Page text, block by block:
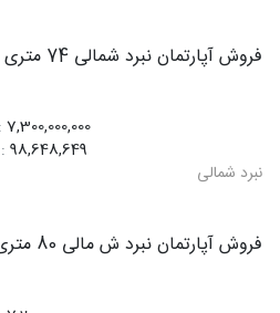
فروش آپارتمان نبرد شمالی 74 متری
7,300,000,000
98,648,649
نبرد شمالی
فروش آپارتمان نبرد ش مالی 80 متری